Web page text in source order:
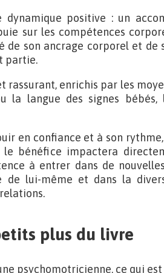
dynamique positive : un
sur les compétences
de son ancrage corporel et de
partie.
rassurant, enrichis par les
la langue des signes
en confiance et à son
bénéfice impactera
à entrer dans de
de lui-même et dans la
plus du livre
psychomotricienne, ce qui est